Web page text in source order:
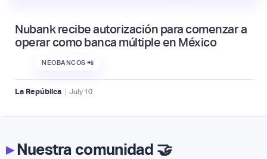
Nubank recibe autorización para comenzar a
operar como banca múltiple en México
NEOBANCOS 📲
La República | July 10
▸Nuestra comunidad 🤝